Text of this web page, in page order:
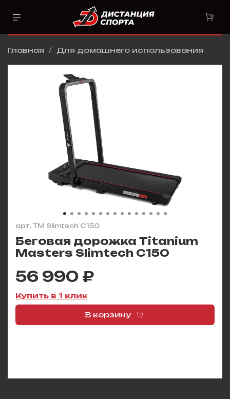
Главная Для домашнего использования
арт. TM Slimtech C150
Беговая дорожка Titanium
Masters Slimtech C150
56 990 ₽
Купить в 1 клик
В корзину